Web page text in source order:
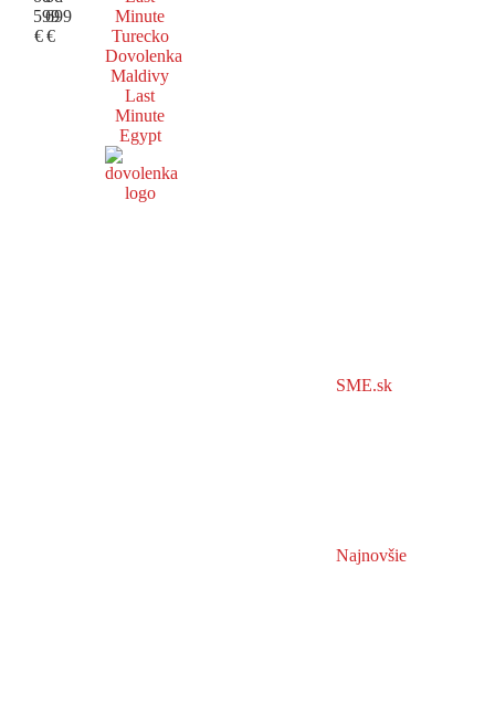
599
€
699
€
Minute
Turecko
Dovolenka
Maldivy
Last
Minute
Egypt
SME.sk
Najnovšie